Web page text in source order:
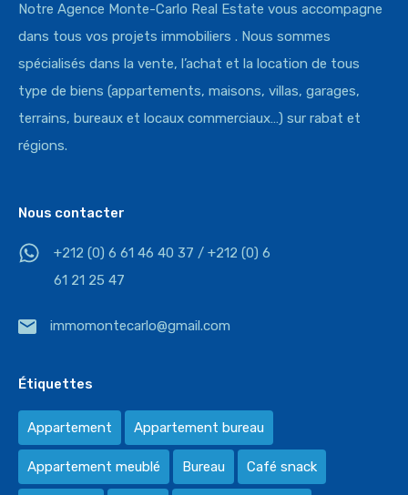
Notre Agence Monte-Carlo Real Estate vous accompagne
dans tous vos projets immobiliers . Nous sommes
spécialisés dans la vente, l’achat et la location de tous
type de biens (appartements, maisons, villas, garages,
terrains, bureaux et locaux commerciaux…) sur rabat et
régions.
Nous contacter
+212 (0) 6 61 46 40 37 / +212 (0) 6
61 21 25 47
immomontecarlo@gmail.com
Étiquettes
Appartement Appartement bureau
Appartement meublé Bureau Café snack